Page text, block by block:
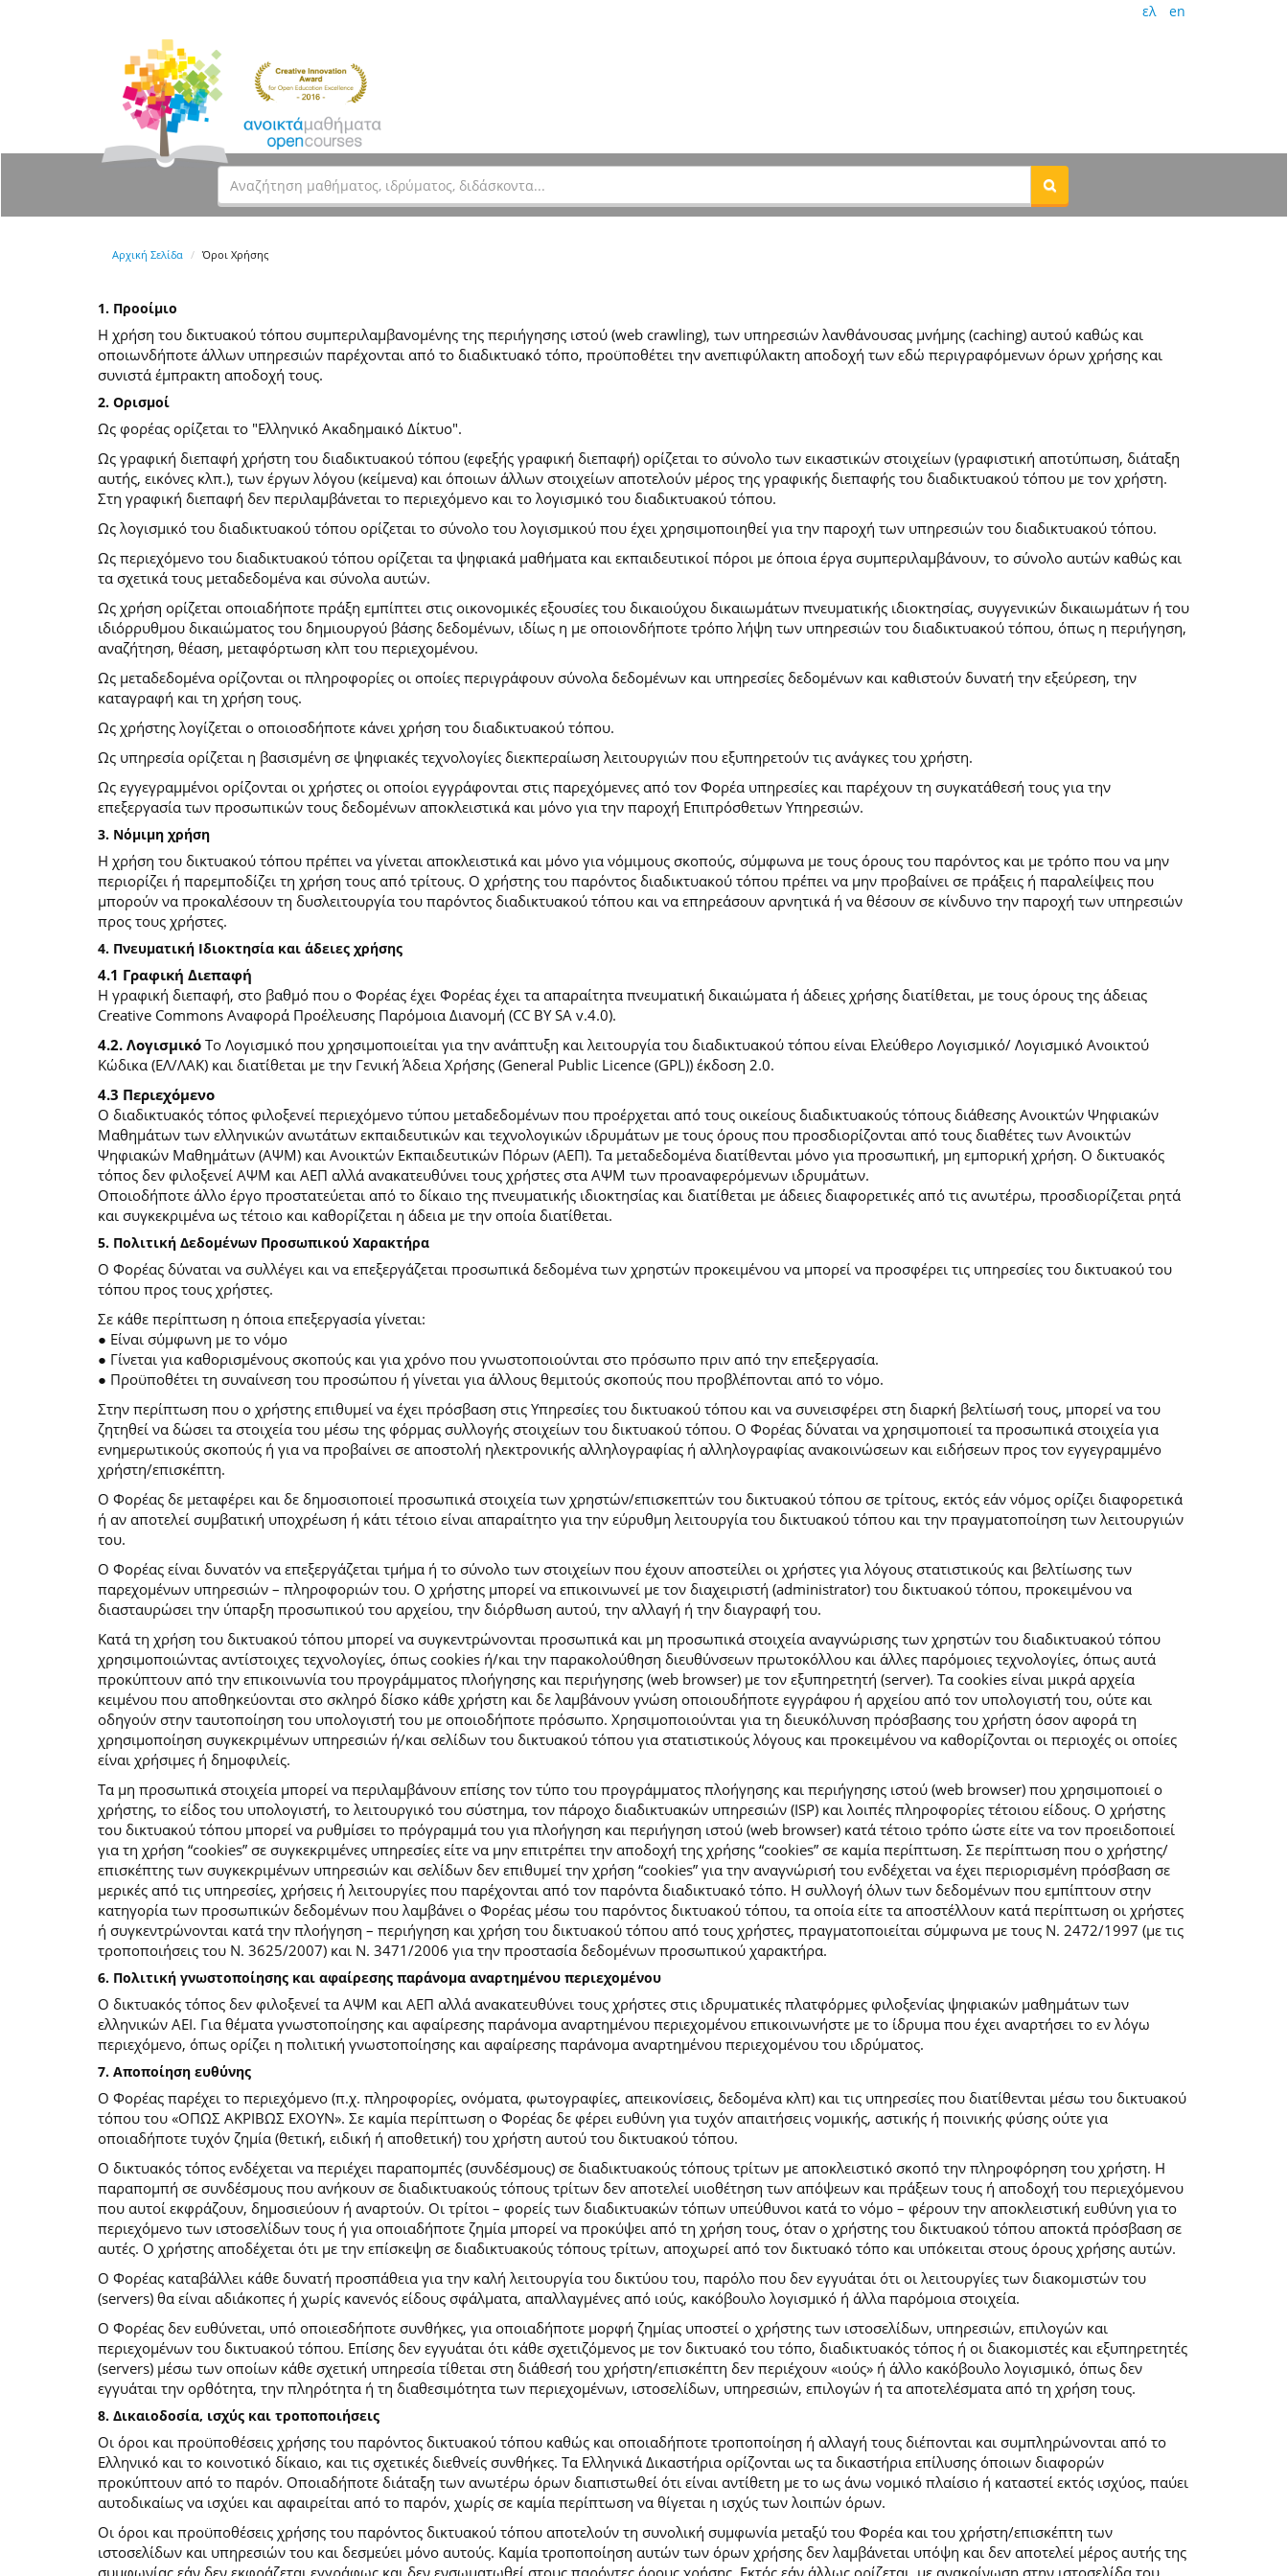
ελ en
Αρχική Σελίδα Όροι Χρήσης
1. Προοίμιο
Η χρήση του δικτυακού τόπου συμπεριλαμβανομένης της περιήγησης ιστού (web crawling), των υπηρεσιών λανθάνουσας μνήμης (caching) αυτού καθώς και
οποιωνδήποτε άλλων υπηρεσιών παρέχονται από το διαδικτυακό τόπο, προϋποθέτει την ανεπιφύλακτη αποδοχή των εδώ περιγραφόμενων όρων χρήσης και
συνιστά έμπρακτη αποδοχή τους.
2. Ορισμοί
Ως φορέας ορίζεται το "Ελληνικό Ακαδημαικό Δίκτυο".
Ως γραφική διεπαφή χρήστη του διαδικτυακού τόπου (εφεξής γραφική διεπαφή) ορίζεται το σύνολο των εικαστικών στοιχείων (γραφιστική αποτύπωση, διάταξη
αυτής, εικόνες κλπ.), των έργων λόγου (κείμενα) και όποιων άλλων στοιχείων αποτελούν μέρος της γραφικής διεπαφής του διαδικτυακού τόπου με τον χρήστη.
Στη γραφική διεπαφή δεν περιλαμβάνεται το περιεχόμενο και το λογισμικό του διαδικτυακού τόπου.
Ως λογισμικό του διαδικτυακού τόπου ορίζεται το σύνολο του λογισμικού που έχει χρησιμοποιηθεί για την παροχή των υπηρεσιών του διαδικτυακού τόπου.
Ως περιεχόμενο του διαδικτυακού τόπου ορίζεται τα ψηφιακά μαθήματα και εκπαιδευτικοί πόροι με όποια έργα συμπεριλαμβάνουν, το σύνολο αυτών καθώς και
τα σχετικά τους μεταδεδομένα και σύνολα αυτών.
Ως χρήση ορίζεται οποιαδήποτε πράξη εμπίπτει στις οικονομικές εξουσίες του δικαιούχου δικαιωμάτων πνευματικής ιδιοκτησίας, συγγενικών δικαιωμάτων ή του
ιδιόρρυθμου δικαιώματος του δημιουργού βάσης δεδομένων, ιδίως η με οποιονδήποτε τρόπο λήψη των υπηρεσιών του διαδικτυακού τόπου, όπως η περιήγηση,
αναζήτηση, θέαση, μεταφόρτωση κλπ του περιεχομένου.
Ως μεταδεδομένα ορίζονται οι πληροφορίες οι οποίες περιγράφουν σύνολα δεδομένων και υπηρεσίες δεδομένων και καθιστούν δυνατή την εξεύρεση, την
καταγραφή και τη χρήση τους.
Ως χρήστης λογίζεται ο οποιοσδήποτε κάνει χρήση του διαδικτυακού τόπου.
Ως υπηρεσία ορίζεται η βασισμένη σε ψηφιακές τεχνολογίες διεκπεραίωση λειτουργιών που εξυπηρετούν τις ανάγκες του χρήστη.
Ως εγγεγραμμένοι ορίζονται οι χρήστες οι οποίοι εγγράφονται στις παρεχόμενες από τον Φορέα υπηρεσίες και παρέχουν τη συγκατάθεσή τους για την
επεξεργασία των προσωπικών τους δεδομένων αποκλειστικά και μόνο για την παροχή Επιπρόσθετων Υπηρεσιών.
3. Νόμιμη χρήση
Η χρήση του δικτυακού τόπου πρέπει να γίνεται αποκλειστικά και μόνο για νόμιμους σκοπούς, σύμφωνα με τους όρους του παρόντος και με τρόπο που να μην
περιορίζει ή παρεμποδίζει τη χρήση τους από τρίτους. Ο χρήστης του παρόντος διαδικτυακού τόπου πρέπει να μην προβαίνει σε πράξεις ή παραλείψεις που
μπορούν να προκαλέσουν τη δυσλειτουργία του παρόντος διαδικτυακού τόπου και να επηρεάσουν αρνητικά ή να θέσουν σε κίνδυνο την παροχή των υπηρεσιών
προς τους χρήστες.
4. Πνευματική Ιδιοκτησία και άδειες χρήσης
4.1 Γραφική Διεπαφή
Η γραφική διεπαφή, στο βαθμό που ο Φορέας έχει Φορέας έχει τα απαραίτητα πνευματική δικαιώματα ή άδειες χρήσης διατίθεται, με τους όρους της άδειας
Creative Commons Αναφορά Προέλευσης Παρόμοια Διανομή (CC BY SA v.4.0).
4.2. ΛογισμικόΤο Λογισμικό που χρησιμοποιείται για την ανάπτυξη και λειτουργία του διαδικτυακού τόπου είναι Ελεύθερο Λογισμικό/ Λογισμικό Ανοικτού
Κώδικα (ΕΛ/ΛΑΚ) και διατίθεται με την Γενική Άδεια Χρήσης (General Public Licence (GPL)) έκδοση 2.0.
4.3 Περιεχόμενο
O διαδικτυακός τόπος φιλοξενεί περιεχόμενο τύπου μεταδεδομένων που προέρχεται από τους οικείους διαδικτυακούς τόπους διάθεσης Ανοικτών Ψηφιακών
Μαθημάτων των ελληνικών ανωτάτων εκπαιδευτικών και τεχνολογικών ιδρυμάτων με τους όρους που προσδιορίζονται από τους διαθέτες των Ανοικτών
Ψηφιακών Μαθημάτων (ΑΨΜ) και Ανοικτών Εκπαιδευτικών Πόρων (ΑΕΠ). Τα μεταδεδομένα διατίθενται μόνο για προσωπική, μη εμπορική χρήση. Ο δικτυακός
τόπος δεν φιλοξενεί ΑΨΜ και ΑΕΠ αλλά ανακατευθύνει τους χρήστες στα ΑΨΜ των προαναφερόμενων ιδρυμάτων.
Οποιοδήποτε άλλο έργο προστατεύεται από το δίκαιο της πνευματικής ιδιοκτησίας και διατίθεται με άδειες διαφορετικές από τις ανωτέρω, προσδιορίζεται ρητά
και συγκεκριμένα ως τέτοιο και καθορίζεται η άδεια με την οποία διατίθεται.
5. Πολιτική Δεδομένων Προσωπικού Χαρακτήρα
Ο Φορέας δύναται να συλλέγει και να επεξεργάζεται προσωπικά δεδομένα των χρηστών προκειμένου να μπορεί να προσφέρει τις υπηρεσίες του δικτυακού του
τόπου προς τους χρήστες.
Σε κάθε περίπτωση η όποια επεξεργασία γίνεται:
● Είναι σύμφωνη με το νόμο
● Γίνεται για καθορισμένους σκοπούς και για χρόνο που γνωστοποιούνται στο πρόσωπο πριν από την επεξεργασία.
● Προϋποθέτει τη συναίνεση του προσώπου ή γίνεται για άλλους θεμιτούς σκοπούς που προβλέπονται από το νόμο.
Στην περίπτωση που ο χρήστης επιθυμεί να έχει πρόσβαση στις Υπηρεσίες του δικτυακού τόπου και να συνεισφέρει στη διαρκή βελτίωσή τους, μπορεί να του
ζητηθεί να δώσει τα στοιχεία του μέσω της φόρμας συλλογής στοιχείων του δικτυακού τόπου. Ο Φορέας δύναται να χρησιμοποιεί τα προσωπικά στοιχεία για
ενημερωτικούς σκοπούς ή για να προβαίνει σε αποστολή ηλεκτρονικής αλληλογραφίας ή αλληλογραφίας ανακοινώσεων και ειδήσεων προς τον εγγεγραμμένο
χρήστη/επισκέπτη.
Ο Φορέας δε μεταφέρει και δε δημοσιοποιεί προσωπικά στοιχεία των χρηστών/επισκεπτών του δικτυακού τόπου σε τρίτους, εκτός εάν νόμος ορίζει διαφορετικά
ή αν αποτελεί συμβατική υποχρέωση ή κάτι τέτοιο είναι απαραίτητο για την εύρυθμη λειτουργία του δικτυακού τόπου και την πραγματοποίηση των λειτουργιών
του.
Ο Φορέας είναι δυνατόν να επεξεργάζεται τμήμα ή το σύνολο των στοιχείων που έχουν αποστείλει οι χρήστες για λόγους στατιστικούς και βελτίωσης των
παρεχομένων υπηρεσιών – πληροφοριών του. Ο χρήστης μπορεί να επικοινωνεί με τον διαχειριστή (administrator) του δικτυακού τόπου, προκειμένου να
διασταυρώσει την ύπαρξη προσωπικού του αρχείου, την διόρθωση αυτού, την αλλαγή ή την διαγραφή του.
Κατά τη χρήση του δικτυακού τόπου μπορεί να συγκεντρώνονται προσωπικά και μη προσωπικά στοιχεία αναγνώρισης των χρηστών του διαδικτυακού τόπου
χρησιμοποιώντας αντίστοιχες τεχνολογίες, όπως cookies ή/και την παρακολούθηση διευθύνσεων πρωτοκόλλου και άλλες παρόμοιες τεχνολογίες, όπως αυτά
προκύπτουν από την επικοινωνία του προγράμματος πλοήγησης και περιήγησης (web browser) με τον εξυπηρετητή (server). Τα cookies είναι μικρά αρχεία
κειμένου που αποθηκεύονται στο σκληρό δίσκο κάθε χρήστη και δε λαμβάνουν γνώση οποιουδήποτε εγγράφου ή αρχείου από τον υπολογιστή του, ούτε και
οδηγούν στην ταυτοποίηση του υπολογιστή του με οποιοδήποτε πρόσωπο. Χρησιμοποιούνται για τη διευκόλυνση πρόσβασης του χρήστη όσον αφορά τη
χρησιμοποίηση συγκεκριμένων υπηρεσιών ή/και σελίδων του δικτυακού τόπου για στατιστικούς λόγους και προκειμένου να καθορίζονται οι περιοχές οι οποίες
είναι χρήσιμες ή δημοφιλείς.
Τα μη προσωπικά στοιχεία μπορεί να περιλαμβάνουν επίσης τον τύπο του προγράμματος πλοήγησης και περιήγησης ιστού (web browser) που χρησιμοποιεί ο
χρήστης, το είδος του υπολογιστή, το λειτουργικό του σύστημα, τον πάροχο διαδικτυακών υπηρεσιών (ISP) και λοιπές πληροφορίες τέτοιου είδους. Ο χρήστης
του δικτυακού τόπου μπορεί να ρυθμίσει το πρόγραμμά του για πλοήγηση και περιήγηση ιστού (web browser) κατά τέτοιο τρόπο ώστε είτε να τον προειδοποιεί
για τη χρήση “cookies” σε συγκεκριμένες υπηρεσίες είτε να μην επιτρέπει την αποδοχή της χρήσης “cookies” σε καμία περίπτωση. Σε περίπτωση που ο χρήστης/
επισκέπτης των συγκεκριμένων υπηρεσιών και σελίδων δεν επιθυμεί την χρήση “cookies” για την αναγνώρισή του ενδέχεται να έχει περιορισμένη πρόσβαση σε
μερικές από τις υπηρεσίες, χρήσεις ή λειτουργίες που παρέχονται από τον παρόντα διαδικτυακό τόπο. Η συλλογή όλων των δεδομένων που εμπίπτουν στην
κατηγορία των προσωπικών δεδομένων που λαμβάνει ο Φορέας μέσω του παρόντος δικτυακού τόπου, τα οποία είτε τα αποστέλλουν κατά περίπτωση οι χρήστες
ή συγκεντρώνονται κατά την πλοήγηση – περιήγηση και χρήση του δικτυακού τόπου από τους χρήστες, πραγματοποιείται σύμφωνα με τους Ν. 2472/1997 (με τις
τροποποιήσεις του Ν. 3625/2007) και Ν. 3471/2006 για την προστασία δεδομένων προσωπικού χαρακτήρα.
6. Πολιτική γνωστοποίησης και αφαίρεσης παράνομα αναρτημένου περιεχομένου
Ο δικτυακός τόπος δεν φιλοξενεί τα ΑΨΜ και ΑΕΠ αλλά ανακατευθύνει τους χρήστες στις ιδρυματικές πλατφόρμες φιλοξενίας ψηφιακών μαθημάτων των
ελληνικών ΑΕΙ. Για θέματα γνωστοποίησης και αφαίρεσης παράνομα αναρτημένου περιεχομένου επικοινωνήστε με το ίδρυμα που έχει αναρτήσει το εν λόγω
περιεχόμενο, όπως ορίζει η πολιτική γνωστοποίησης και αφαίρεσης παράνομα αναρτημένου περιεχομένου του ιδρύματος.
7. Αποποίηση ευθύνης
Ο Φορέας παρέχει το περιεχόμενο (π.χ. πληροφορίες, ονόματα, φωτογραφίες, απεικονίσεις, δεδομένα κλπ) και τις υπηρεσίες που διατίθενται μέσω του δικτυακού
τόπου του «ΟΠΩΣ ΑΚΡΙΒΩΣ ΕΧΟΥΝ». Σε καμία περίπτωση ο Φορέας δε φέρει ευθύνη για τυχόν απαιτήσεις νομικής, αστικής ή ποινικής φύσης ούτε για
οποιαδήποτε τυχόν ζημία (θετική, ειδική ή αποθετική) του χρήστη αυτού του δικτυακού τόπου.
O δικτυακός τόπος ενδέχεται να περιέχει παραπομπές (συνδέσμους) σε διαδικτυακούς τόπους τρίτων με αποκλειστικό σκοπό την πληροφόρηση του χρήστη. Η
παραπομπή σε συνδέσμους που ανήκουν σε διαδικτυακούς τόπους τρίτων δεν αποτελεί υιοθέτηση των απόψεων και πράξεων τους ή αποδοχή του περιεχόμενου
που αυτοί εκφράζουν, δημοσιεύουν ή αναρτούν. Οι τρίτοι – φορείς των διαδικτυακών τόπων υπεύθυνοι κατά το νόμο – φέρουν την αποκλειστική ευθύνη για το
περιεχόμενο των ιστοσελίδων τους ή για οποιαδήποτε ζημία μπορεί να προκύψει από τη χρήση τους, όταν ο χρήστης του δικτυακού τόπου αποκτά πρόσβαση σε
αυτές. Ο χρήστης αποδέχεται ότι με την επίσκεψη σε διαδικτυακούς τόπους τρίτων, αποχωρεί από τον δικτυακό τόπο και υπόκειται στους όρους χρήσης αυτών.
Ο Φορέας καταβάλλει κάθε δυνατή προσπάθεια για την καλή λειτουργία του δικτύου του, παρόλο που δεν εγγυάται ότι οι λειτουργίες των διακομιστών του
(servers) θα είναι αδιάκοπες ή χωρίς κανενός είδους σφάλματα, απαλλαγμένες από ιούς, κακόβουλο λογισμικό ή άλλα παρόμοια στοιχεία.
Ο Φορέας δεν ευθύνεται, υπό οποιεσδήποτε συνθήκες, για οποιαδήποτε μορφή ζημίας υποστεί ο χρήστης των ιστοσελίδων, υπηρεσιών, επιλογών και
περιεχομένων του δικτυακού τόπου. Επίσης δεν εγγυάται ότι κάθε σχετιζόμενος με τον δικτυακό του τόπο, διαδικτυακός τόπος ή οι διακομιστές και εξυπηρετητές
(servers) μέσω των οποίων κάθε σχετική υπηρεσία τίθεται στη διάθεσή του χρήστη/επισκέπτη δεν περιέχουν «ιούς» ή άλλο κακόβουλο λογισμικό, όπως δεν
εγγυάται την ορθότητα, την πληρότητα ή τη διαθεσιμότητα των περιεχομένων, ιστοσελίδων, υπηρεσιών, επιλογών ή τα αποτελέσματα από τη χρήση τους.
8. Δικαιοδοσία, ισχύς και τροποποιήσεις
Οι όροι και προϋποθέσεις χρήσης του παρόντος δικτυακού τόπου καθώς και οποιαδήποτε τροποποίηση ή αλλαγή τους διέπονται και συμπληρώνονται από το
Ελληνικό και το κοινοτικό δίκαιο, και τις σχετικές διεθνείς συνθήκες. Τα Ελληνικά Δικαστήρια ορίζονται ως τα δικαστήρια επίλυσης όποιων διαφορών
προκύπτουν από το παρόν. Οποιαδήποτε διάταξη των ανωτέρω όρων διαπιστωθεί ότι είναι αντίθετη με το ως άνω νομικό πλαίσιο ή καταστεί εκτός ισχύος, παύει
αυτοδικαίως να ισχύει και αφαιρείται από το παρόν, χωρίς σε καμία περίπτωση να θίγεται η ισχύς των λοιπών όρων.
Οι όροι και προϋποθέσεις χρήσης του παρόντος δικτυακού τόπου αποτελούν τη συνολική συμφωνία μεταξύ του Φορέα και του χρήστη/επισκέπτη των
ιστοσελίδων και υπηρεσιών του και δεσμεύει μόνο αυτούς. Καμία τροποποίηση αυτών των όρων χρήσης δεν λαμβάνεται υπόψη και δεν αποτελεί μέρος αυτής της